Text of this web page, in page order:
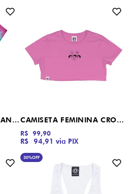
CAMISETA FEMININA MANGA CURTA TWISTER DOT SANTA CRUZ CAMISETA FEMININA CROPPED MANGA CURTA EMBROIDERY DROP SISTA
R$ 94,91 via PIX
R$ 99,90
30%OFF